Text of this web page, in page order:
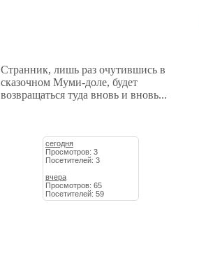
Странник, лишь раз очутившись в
сказочном Муми-доле, будет
возвращаться туда вновь и вновь...
сегодня
Просмотров: 3
Посетителей: 3
вчера
Просмотров: 65
Посетителей: 59